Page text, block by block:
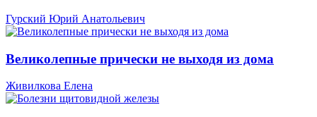
Гурский Юрий Анатольевич
Великолепные прически не выходя из дома
Живилкова Елена